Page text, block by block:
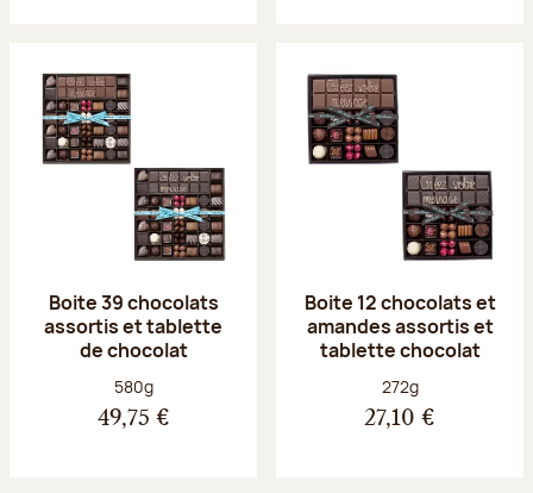
Boite 39 chocolats
assortis et tablette
de chocolat
Poids net :
580g
49,75 €
Boite 12 chocolats et
amandes assortis et
tablette chocolat
Poids net :
272g
27,10 €